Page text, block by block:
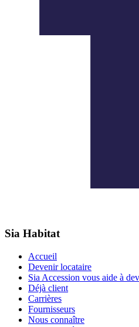
Sia Habitat
Accueil
Devenir locataire
Sia Accession vous aide à
Déjà client
Carrières
Fournisseurs
Nous connaître